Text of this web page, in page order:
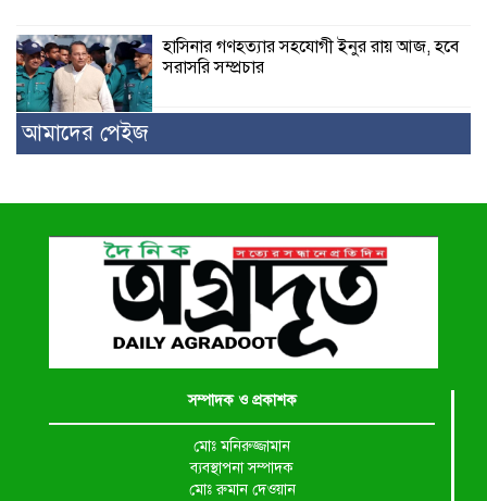
হাসিনার গণহত্যার সহযোগী ইনুর রায় আজ, হবে
সরাসরি সম্প্রচার
আমাদের পেইজ
সম্পাদক ও প্রকাশক
মোঃ মনিরুজ্জামান
ব্যবস্থাপনা সম্পাদক
মোঃ রুমান দেওয়ান